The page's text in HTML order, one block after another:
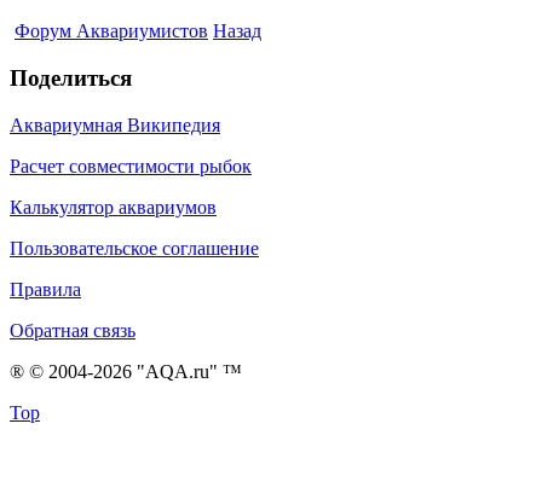
Форум Аквариумистов Назад
Поделиться
Аквариумная Википедия
Расчет совместимости рыбок
Калькулятор аквариумов
Пользовательское соглашение
Правила
Обратная связь
® © 2004-2026 "AQA.ru" ™
Top